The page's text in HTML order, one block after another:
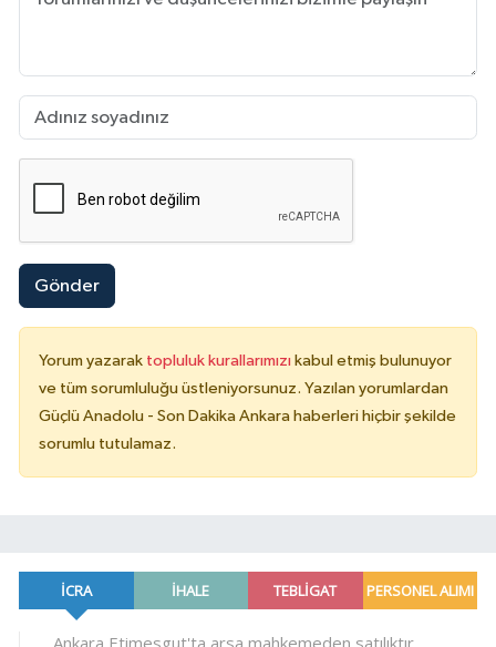
Gönder
Yorum yazarak topluluk kurallarımızı kabul etmiş bulunuyor
ve tüm sorumluluğu üstleniyorsunuz. Yazılan yorumlardan
Güçlü Anadolu - Son Dakika Ankara haberleri hiçbir şekilde
sorumlu tutulamaz.